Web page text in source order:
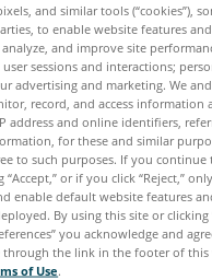
Coreano Español Francés
Portugués
and similar tools (“cookies”),
to enable website features and
and improve site
sessions and interactions;
advertising and marketing. We
record, and access information
address and online identifiers,
for these and similar
to such purposes. If you continue
or if you click “Reject,”
enable default website features
By using this site or clicking
you acknowledge and
through the link in the footer of this
of Use.